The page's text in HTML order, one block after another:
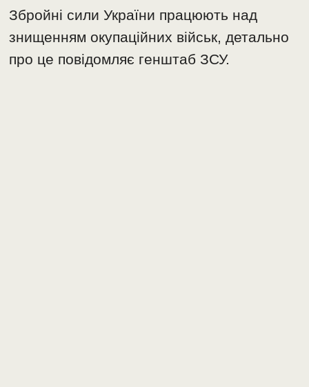
Збройні сили України працюють над
знищенням окупаційних військ, детально
про це повідомляє генштаб ЗСУ.